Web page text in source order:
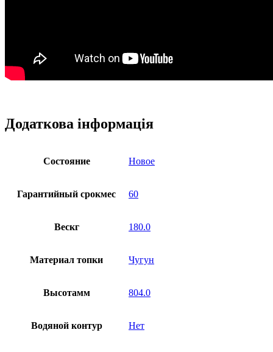
Додаткова інформація
Состояние Новое
Гарантийный срокмес 60
Вескг 180.0
Материал топки Чугун
Высотамм 804.0
Водяной контур Нет